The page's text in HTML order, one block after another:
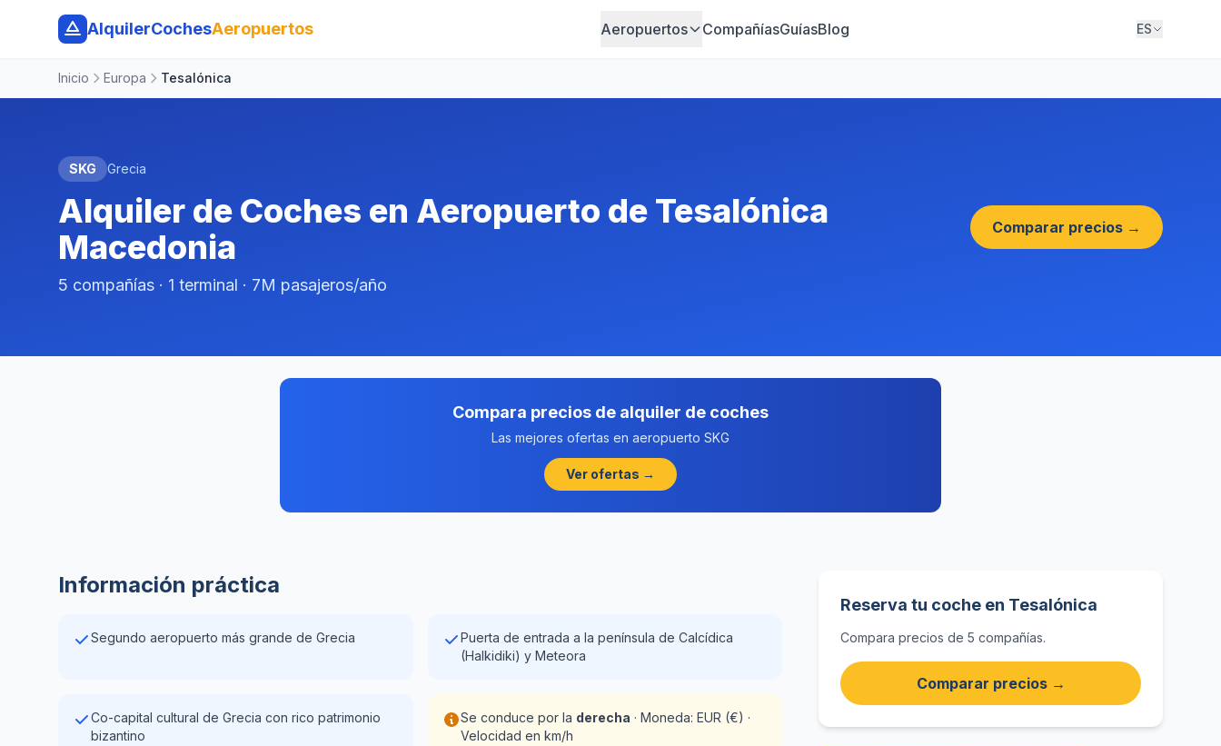
AlquilerCochesAeropuertos Aeropuertos CompañíasGuíasBlog ES
Inicio Europa Tesalónica
SKG Grecia
Alquiler de Coches en Aeropuerto de Tesalónica
Macedonia
5 compañías · 1 terminal · 7M pasajeros/año
Comparar precios →
Compara precios de alquiler de coches
Las mejores ofertas en aeropuerto SKG
Ver ofertas →
Información práctica
Segundo aeropuerto más grande de Grecia
Puerta de entrada a la península de Calcídica
(Halkidiki) y Meteora
Co-capital cultural de Grecia con rico patrimonio
bizantino
Se conduce por la derecha · Moneda: EUR (€) ·
Velocidad en km/h
Reserva tu coche en Tesalónica
Compara precios de 5 compañías.
Comparar precios →